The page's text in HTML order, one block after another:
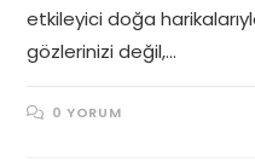
etkileyici doğa
gözlerinizi değil,…
0 YORUM